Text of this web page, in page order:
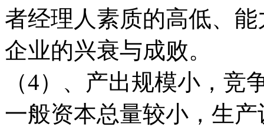
者经理人素质的高低、
企业的兴衰与成败。
（4）、产出规模小，
一般资本总量较小，生